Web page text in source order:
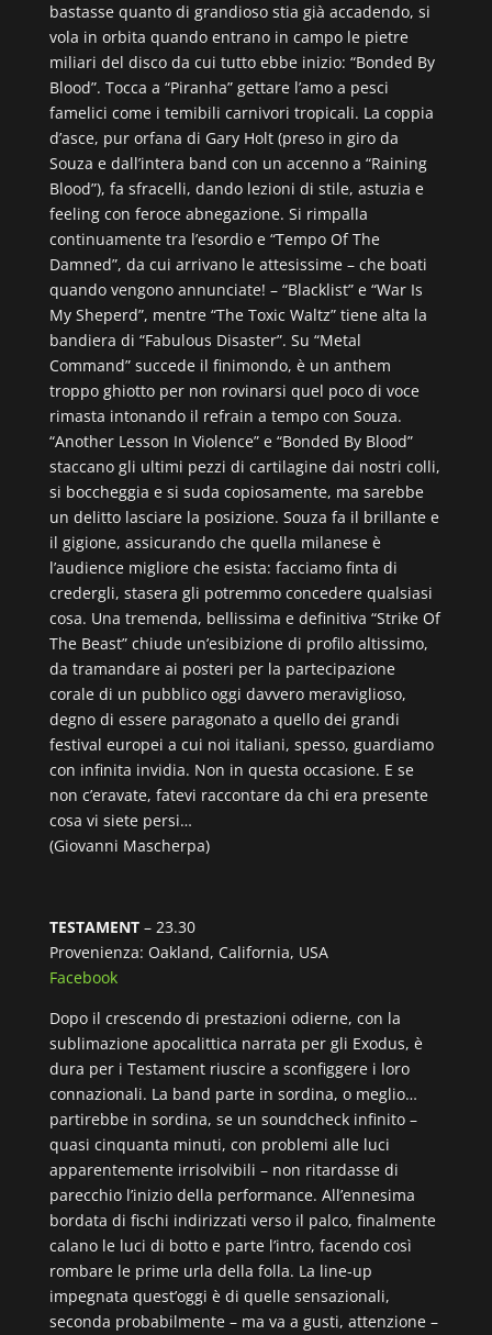
bastasse quanto di grandioso stia già accadendo, si
vola in orbita quando entrano in campo le pietre
miliari del disco da cui tutto ebbe inizio: “Bonded By
Blood”. Tocca a “Piranha” gettare l’amo a pesci
famelici come i temibili carnivori tropicali. La coppia
d’asce, pur orfana di Gary Holt (preso in giro da
Souza e dall’intera band con un accenno a “Raining
Blood”), fa sfracelli, dando lezioni di stile, astuzia e
feeling con feroce abnegazione. Si rimpalla
continuamente tra l’esordio e “Tempo Of The
Damned”, da cui arrivano le attesissime – che boati
quando vengono annunciate! – “Blacklist” e “War Is
My Sheperd”, mentre “The Toxic Waltz” tiene alta la
bandiera di “Fabulous Disaster”. Su “Metal
Command” succede il finimondo, è un anthem
troppo ghiotto per non rovinarsi quel poco di voce
rimasta intonando il refrain a tempo con Souza.
“Another Lesson In Violence” e “Bonded By Blood”
staccano gli ultimi pezzi di cartilagine dai nostri colli,
si boccheggia e si suda copiosamente, ma sarebbe
un delitto lasciare la posizione. Souza fa il brillante e
il gigione, assicurando che quella milanese è
l’audience migliore che esista: facciamo finta di
credergli, stasera gli potremmo concedere qualsiasi
cosa. Una tremenda, bellissima e definitiva “Strike Of
The Beast” chiude un’esibizione di profilo altissimo,
da tramandare ai posteri per la partecipazione
corale di un pubblico oggi davvero meraviglioso,
degno di essere paragonato a quello dei grandi
festival europei a cui noi italiani, spesso, guardiamo
con infinita invidia. Non in questa occasione. E se
non c’eravate, fatevi raccontare da chi era presente
cosa vi siete persi…
(Giovanni Mascherpa)
TESTAMENT– 23.30
Provenienza: Oakland, California, USA
Facebook
Dopo il crescendo di prestazioni odierne, con la
sublimazione apocalittica narrata per gli Exodus, è
dura per i Testament riuscire a sconfiggere i loro
connazionali. La band parte in sordina, o meglio…
partirebbe in sordina, se un soundcheck infinito –
quasi cinquanta minuti, con problemi alle luci
apparentemente irrisolvibili – non ritardasse di
parecchio l’inizio della performance. All’ennesima
bordata di fischi indirizzati verso il palco, finalmente
calano le luci di botto e parte l’intro, facendo così
rombare le prime urla della folla. La line-up
impegnata quest’oggi è di quelle sensazionali,
seconda probabilmente – ma va a gusti, attenzione –